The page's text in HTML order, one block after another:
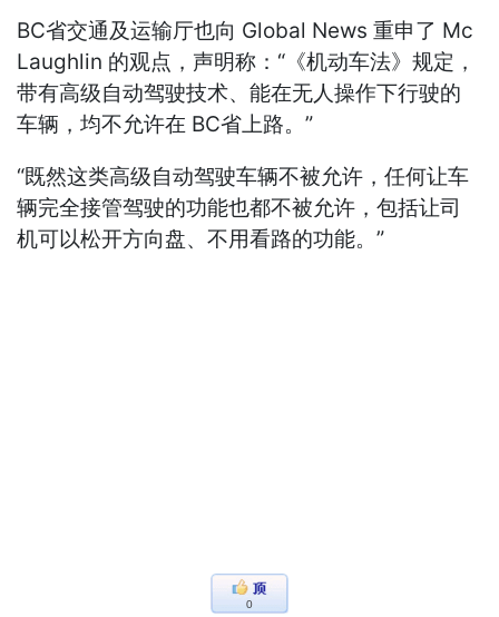
BC省交通及运输厅也向 Global News 重申了 Mc
Laughlin 的观点，声明称：“《机动车法》规定，
带有高级自动驾驶技术、能在无人操作下行驶的
车辆，均不允许在 BC省上路。”
“既然这类高级自动驾驶车辆不被允许，任何让车
辆完全接管驾驶的功能也都不被允许，包括让司
机可以松开方向盘、不用看路的功能。”
0